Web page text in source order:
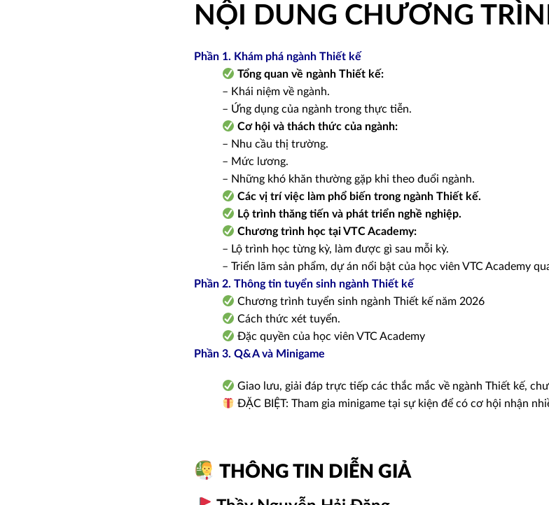
NỘI DUNG CHƯƠNG
Phần 1. Khám phá ngành Thiết kế
Tổng quan về ngành Thiết kế:
– Khái niệm về ngành.
– Ứng dụng của ngành trong thực tiễn.
Cơ hội và thách thức của ngành:
– Nhu cầu thị trường.
– Mức lương.
– Những khó khăn thường gặp khi theo đuổi ngành.
Các vị trí việc làm phổ biến trong ngành Thiết kế.
Lộ trình thăng tiến và phát triển nghề nghiệp.
Chương trình học tại VTC Academy:
– Lộ trình học từng kỳ, làm được gì sau mỗi kỳ.
– Triển lãm sản phẩm, dự án nổi bật của học viên VTC Academy
Phần 2. Thông tin tuyển sinh ngành Thiết kế
Chương trình tuyển sinh ngành Thiết kế năm 2026
Cách thức xét tuyển.
Đặc quyền của học viên VTC Academy
Phần 3. Q&A và Minigame
Giao lưu, giải đáp trực tiếp các thắc mắc về ngành Thiết kế,
ĐẶC BIỆT: Tham gia minigame tại sự kiện để có cơ hội nhận
THÔNG TIN DIỄN GIẢ